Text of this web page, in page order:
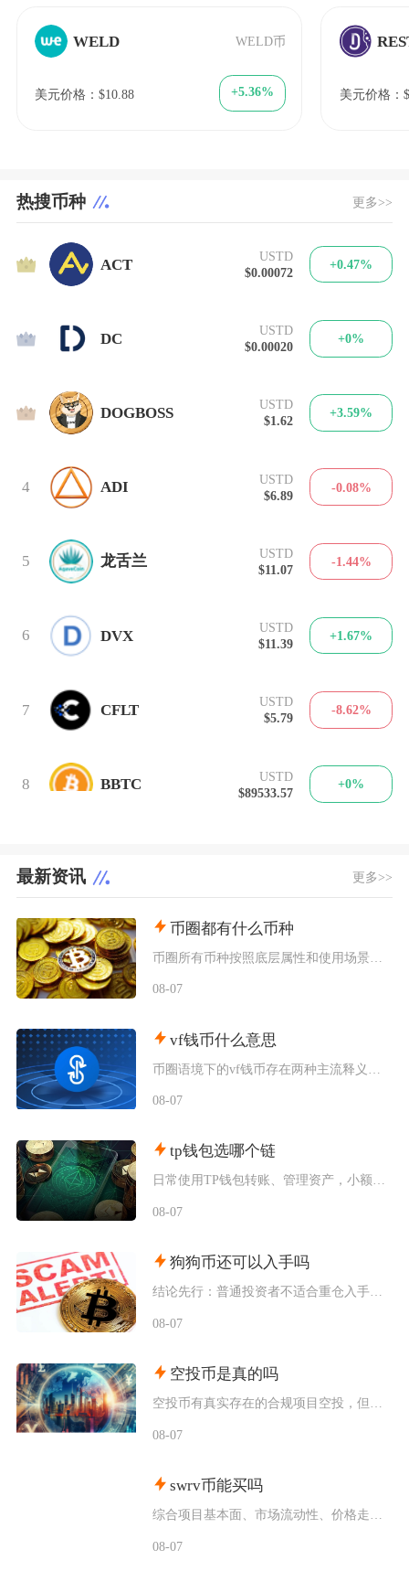
WELD WELD币
美元价格：$10.88 +5.36% 美元价格：
热搜币种 更多>>
1 ACT
USTD
$0.00072
+0.47%
2 DC
USTD
$0.00020
+0%
3 DOGBOSS
USTD
$1.62
+3.59%
4 ADI
USTD
$6.89
-0.08%
5 龙舌兰
USTD
$11.07
-1.44%
6 DVX
USTD
$11.39
+1.67%
7 CFLT
USTD
$5.79
-8.62%
8 BBTC
USTD
$89533.57
+0%
最新资讯 更多>>
币圈都有什么币种
08-07
vf钱币什么意思
08-07
tp钱包选哪个链
日常使用TP钱包转账、管理资产，小额稳定币互转优先选择波场TRC20；币安生态内交互、参与
08-07
狗狗币还可以入手吗
08-07
空投币是真的吗
08-07
swrv币能买吗
08-07